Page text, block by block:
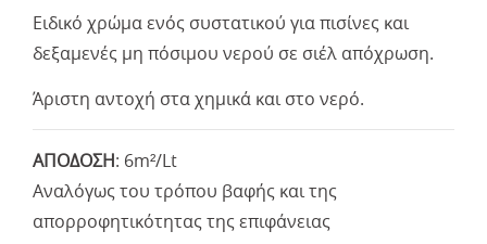
Ειδικό χρώμα ενός συστατικού για πισίνες και
δεξαμενές μη πόσιμου νερού σε σιέλ απόχρωση.
Άριστη αντοχή στα χημικά και στο νερό.
ΑΠΟΔΟΣΗ: 6m²/Lt
Αναλόγως του τρόπου βαφής και της
απορροφητικότητας της επιφάνειας